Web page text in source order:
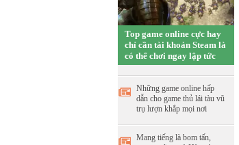
Top game online cực hay
chỉ cần tài khoản Steam là
có thể chơi ngay lập tức
Những game online hấp
dẫn cho game thủ lái tàu vũ
trụ lượn khắp mọi nơi
Mang tiếng là bom tấn,